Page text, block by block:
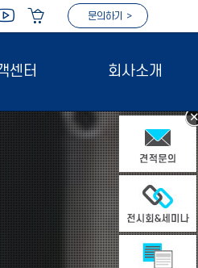
문의하기 >
센터 회사소개